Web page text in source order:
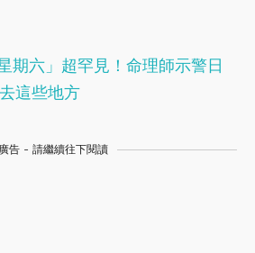
期六」超罕見！命理師示警日
這些地方
廣告 - 請繼續往下閱讀